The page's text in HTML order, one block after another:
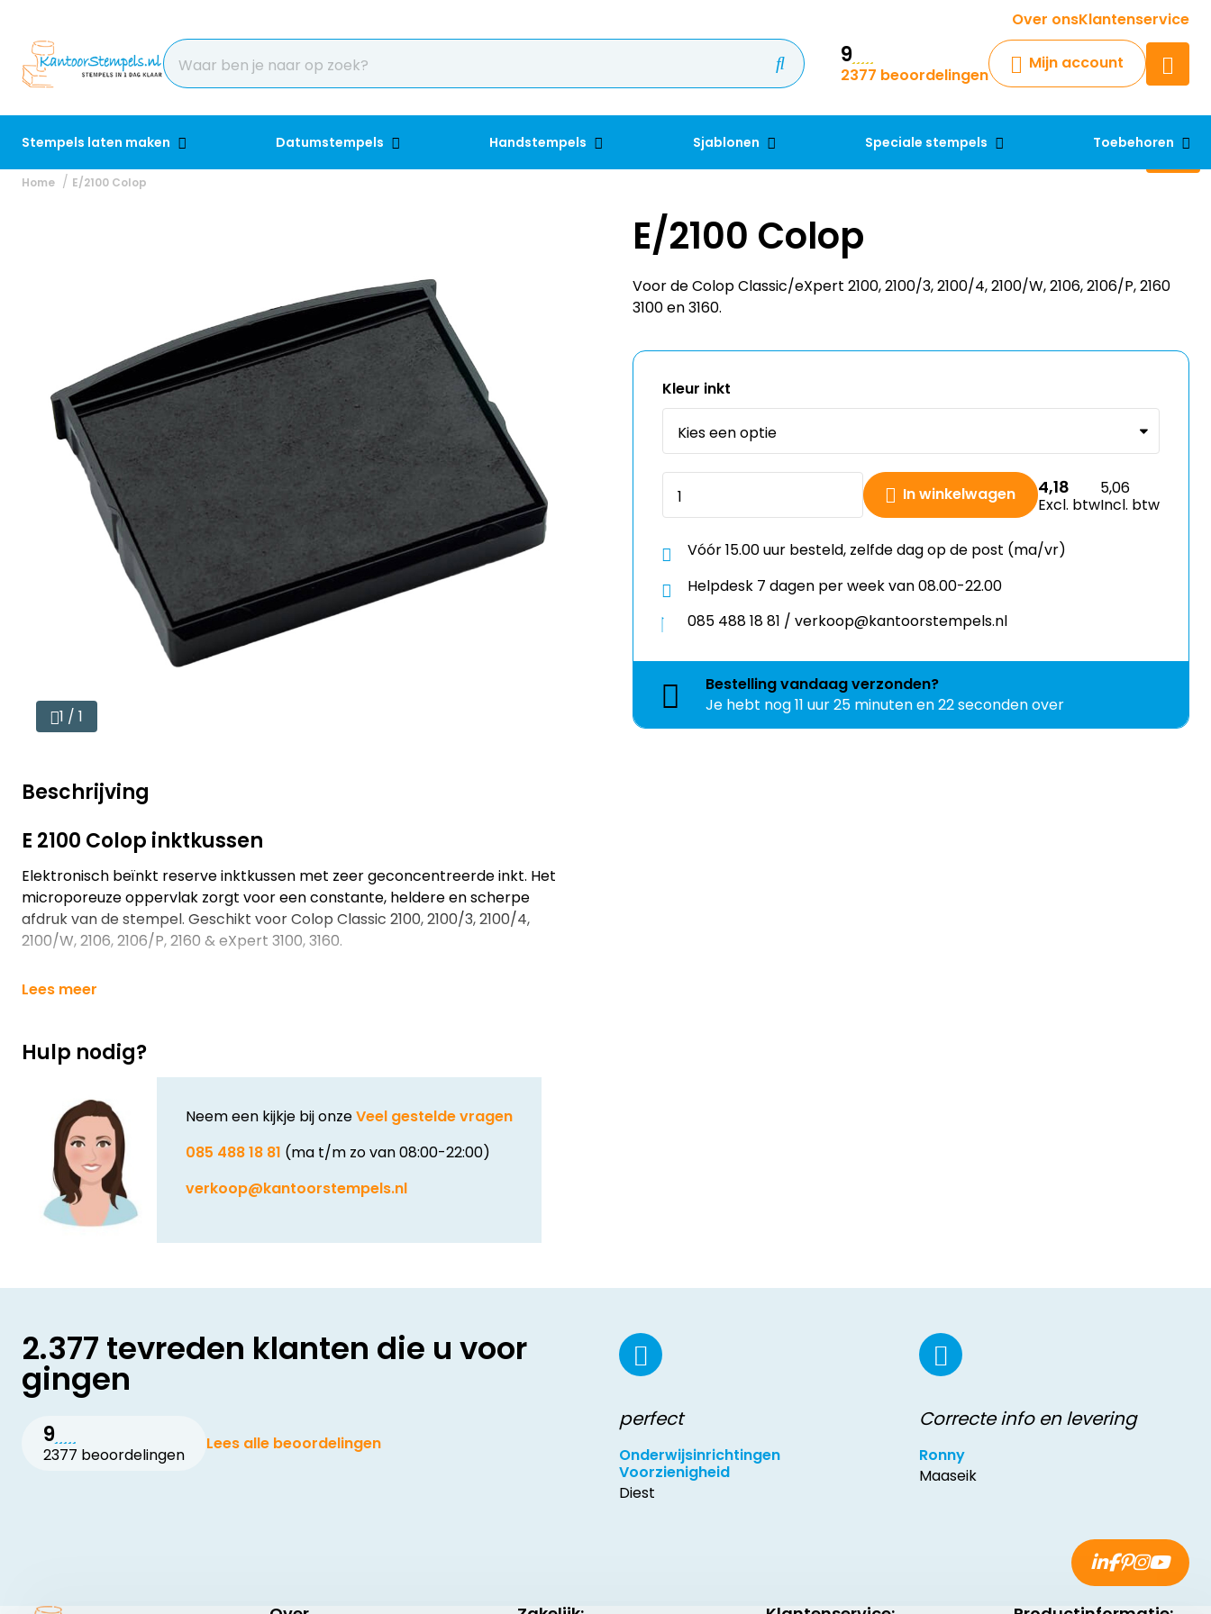
Over onsKlantenservice
9
2377 beoordelingen
Mijn account
Stempels laten maken Datumstempels Handstempels Sjablonen Speciale stempels Toebehoren
Krijg een antwoord op uw vraag
Chatbot
Chat 24/7 met onze chatbot
Contact
Home E/2100 Colop
1 / 1
Beschrijving
E 2100 Colop inktkussen
Elektronisch beïnkt reserve inktkussen met zeer geconcentreerde inkt. Het
microporeuze oppervlak zorgt voor een constante, heldere en scherpe
afdruk van de stempel. Geschikt voor Colop Classic 2100, 2100/3, 2100/4,
2100/W, 2106, 2106/P, 2160 & eXpert 3100, 3160.
Lees meer
Hulp nodig?
Neem een kijkje bij onzeVeel gestelde vragen
085 488 18 81 (ma t/m zo van 08:00-22:00)
verkoop@kantoorstempels.nl
E/2100 Colop
Voor de Colop Classic/eXpert 2100, 2100/3, 2100/4, 2100/W, 2106, 2106/P, 2160
3100 en 3160.
Kleur inkt
In winkelwagen 4,18
Excl. btw
5,06
Incl. btw
Vóór 15.00 uur besteld, zelfde dag op de post (ma/vr)
Helpdesk 7 dagen per week van 08.00-22.00
085 488 18 81 / verkoop@kantoorstempels.nl
Bestellingvandaagverzonden?
Je hebt nog11 uur 25 minuten en 21 seconden over
2.377 tevreden klanten die u voor
gingen
9
2377 beoordelingen
Lees alle beoordelingen
perfect
Onderwijsinrichtingen
Voorzienigheid
Diest
Correcte info en levering
Ronny
Maaseik